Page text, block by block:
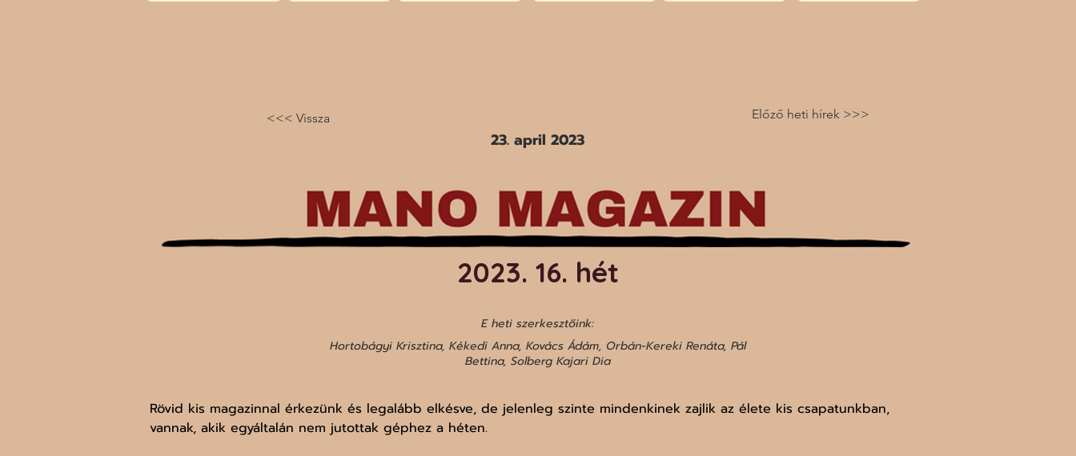
<<< Vissza
23. april 2023
Előző heti hírek >>>
2023. 16. hét
E heti szerkesztőink:
Hortobágyi Krisztina, Kékedi Anna, Kovács Ádám, Orbán-Kereki Renáta, Pál
Bettina, Solberg Kajari Dia
Rövid kis magazinnal érkezünk és legalább elkésve, de jelenleg szinte mindenkinek zajlik az élete kis csapatunkban,
vannak, akik egyáltalán nem jutottak géphez a héten.